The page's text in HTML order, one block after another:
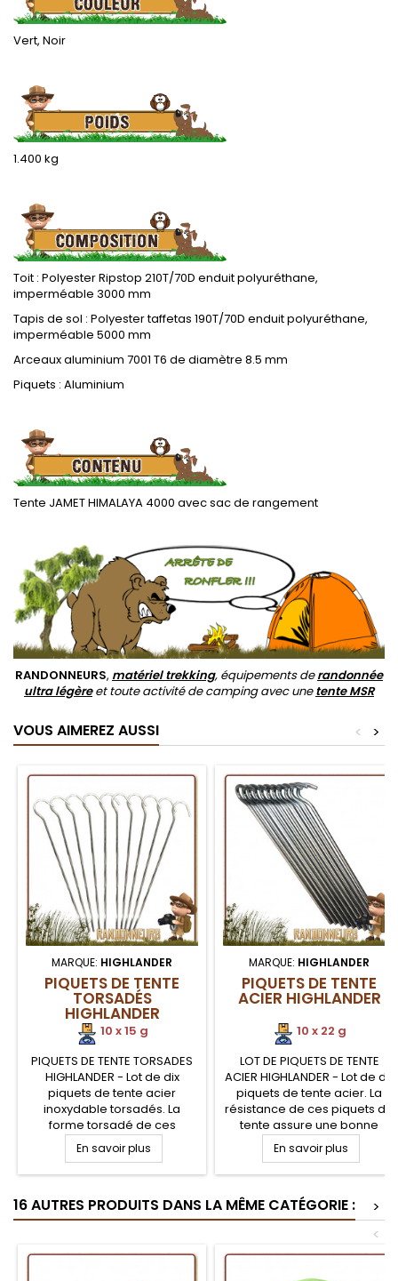
Vert, Noir
1.400 kg
Toit : Polyester Ripstop 210T/70D enduit polyuréthane,
imperméable 3000 mm
Tapis de sol : Polyester taffetas 190T/70D enduit polyuréthane,
imperméable 5000 mm
Arceaux aluminium 7001 T6 de diamètre 8.5 mm
Piquets : Aluminium
Tente JAMET HIMALAYA 4000 avec sac de rangement
RANDONNEURS, matériel trekking, équipements derandonnée
ultra légèreet toute activité de camping avec unetente MSR
VOUS AIMEREZ AUSSI >
<
MARQUE: HIGHLANDER
PIQUETS DE TENTE
TORSADÉS
HIGHLANDER
10 x 15 g
PIQUETS DE TENTE TORSADES
HIGHLANDER - Lot de dix
piquets de tente acier
inoxydable torsadés. La
forme torsadé de ces
piquets de tente assure une
bonne pénétration dans le
sol, même rocailleux, ainsi
à la flexion. Piquets de tente
ultra robustes idéaux pour
En savoir plus
MARQUE: HIGHLANDER
PIQUETS DE TENTE
ACIER HIGHLANDER
10 x 22 g
LOT DE PIQUETS DE TENTE
ACIER HIGHLANDER - Lot de dix
piquets de tente acier. La
résistance de ces piquets de
tente assure une bonne
pénétration dans le sol,
même rocailleux, ainsi qu'une
robustesse optimisée à la
idéaux pour tentes et tarps
bushcraft
En savoir plus
16 AUTRES PRODUITS DANS LA MÊME CATÉGORIE :
>
<